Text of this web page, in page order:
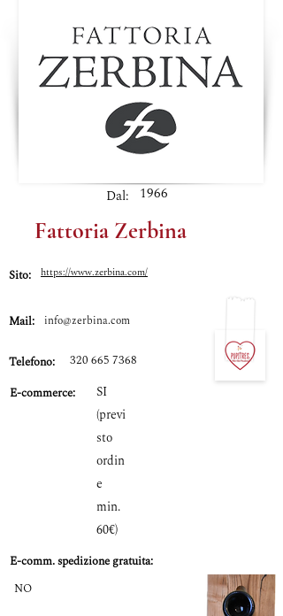
Dal: 1966
Fattoria Zerbina
Sito: https://www.zerbina.com/
Mail: info@zerbina.com
Telefono:
320 665 7368
E-commerce:
SI
(previ
sto
ordin
e
min.
60€)
E-comm.spedizione gratuita:
NO